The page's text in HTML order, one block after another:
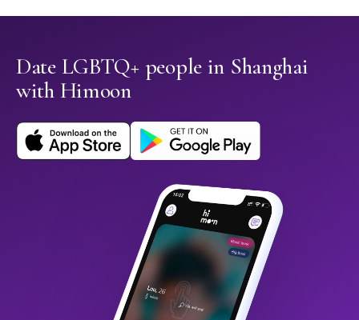
Date LGBTQ+ people in Shanghai
with Himoon